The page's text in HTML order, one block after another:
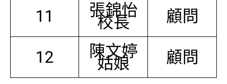
11 張錦怡
校長 顧問
12 陳文婷
姑娘 顧問